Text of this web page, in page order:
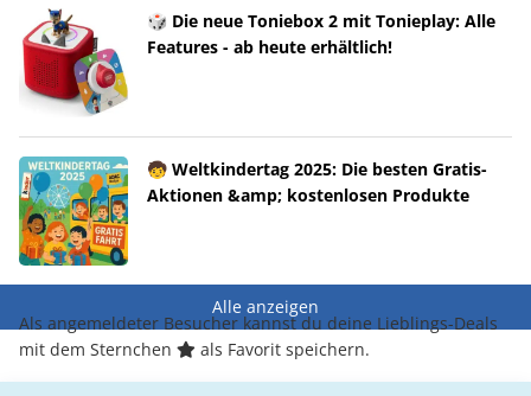
🎲 Die neue Toniebox 2 mit Tonieplay: Alle
Features - ab heute erhältlich!
🧒 Weltkindertag 2025: Die besten Gratis-
Aktionen &amp; kostenlosen Produkte
Alle anzeigen
Als angemeldeter Besucher kannst du deine Lieblings-Deals
mit dem Sternchen
als Favorit speichern.